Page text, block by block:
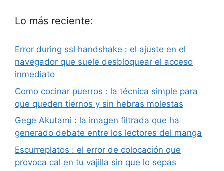
Lo más reciente:
Error during ssl handshake : el ajuste en el
navegador que suele desbloquear el acceso
inmediato
Como cocinar puerros : la técnica simple para
que queden tiernos y sin hebras molestas
Gege Akutami : la imagen filtrada que ha
generado debate entre los lectores del manga
Escurreplatos : el error de colocación que
provoca cal en tu vajilla sin que lo sepas